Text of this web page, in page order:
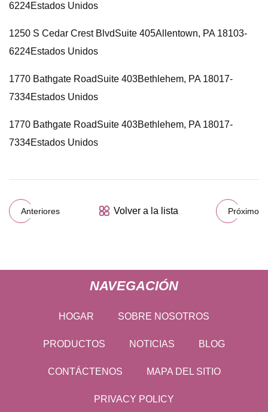
6224Estados Unidos
1250 S Cedar Crest BlvdSuite 405Allentown, PA 18103-
6224Estados Unidos
1770 Bathgate RoadSuite 403Bethlehem, PA 18017-
7334Estados Unidos
1770 Bathgate RoadSuite 403Bethlehem, PA 18017-
7334Estados Unidos
Anteriores Volver a la lista Próximo
NAVEGACIÓN
HOGAR SOBRE NOSOTROS
PRODUCTOS NOTICIAS BLOG
CONTÁCTENOS MAPA DEL SITIO
PRIVACY POLICY